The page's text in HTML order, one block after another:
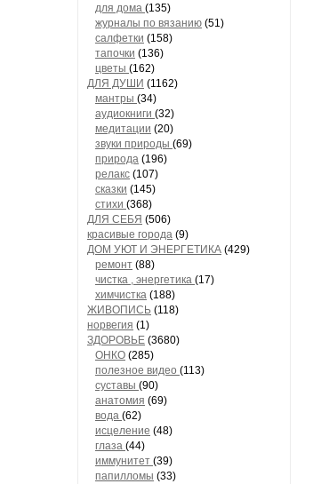
для дома (135)
журналы по вязанию (51)
салфетки (158)
тапочки (136)
цветы (162)
ДЛЯ ДУШИ (1162)
мантры (34)
аудиокниги (32)
медитации (20)
звуки природы (69)
природа (196)
релакс (107)
сказки (145)
стихи (368)
ДЛЯ СЕБЯ (506)
красивые города (9)
ДОМ УЮТ И ЭНЕРГЕТИКА (429)
ремонт (88)
чистка , энергетика (17)
химчистка (188)
ЖИВОПИСЬ (118)
норвегия (1)
ЗДОРОВЬЕ (3680)
ОНКО (285)
полезное видео (113)
суставы (90)
анатомия (69)
вода (62)
исцеление (48)
глаза (44)
иммунитет (39)
папилломы (33)